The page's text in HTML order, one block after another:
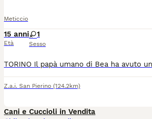
Meticcio
15 anni
Età
1
Sesso
Z.a.i. San Pierino (124.2km)
Cani e Cuccioli in Vendita